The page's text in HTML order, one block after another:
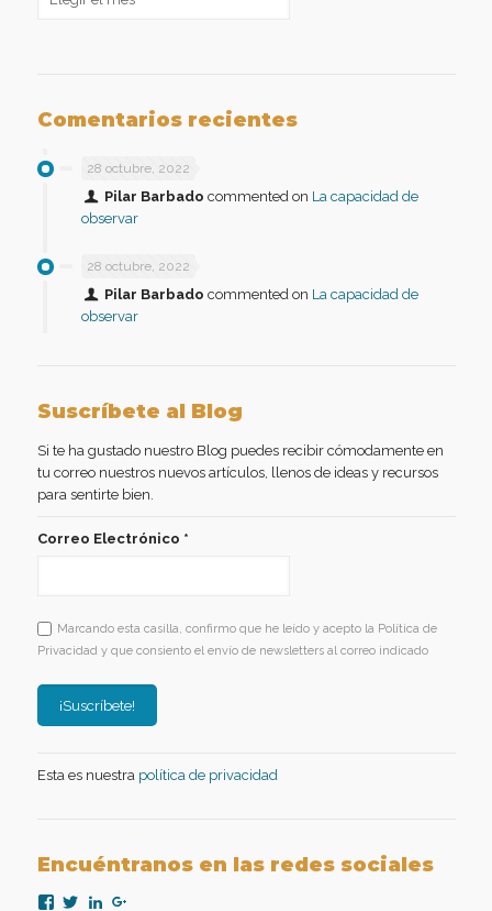
Comentarios recientes
28 octubre, 2022
Pilar Barbado commented on La capacidad de
observar
28 octubre, 2022
Pilar Barbado commented on La capacidad de
observar
Suscríbete al Blog
Si te ha gustado nuestro Blog puedes recibir cómodamente en
tu correo nuestros nuevos artículos, llenos de ideas y recursos
para sentirte bien.
Correo Electrónico *
Marcando esta casilla, confirmo que he leído y acepto la Política de
Privacidad y que consiento el envío de newsletters al correo indicado
Esta es nuestra política de privacidad
Encuéntranos en las redes sociales
Ver Ver Ver